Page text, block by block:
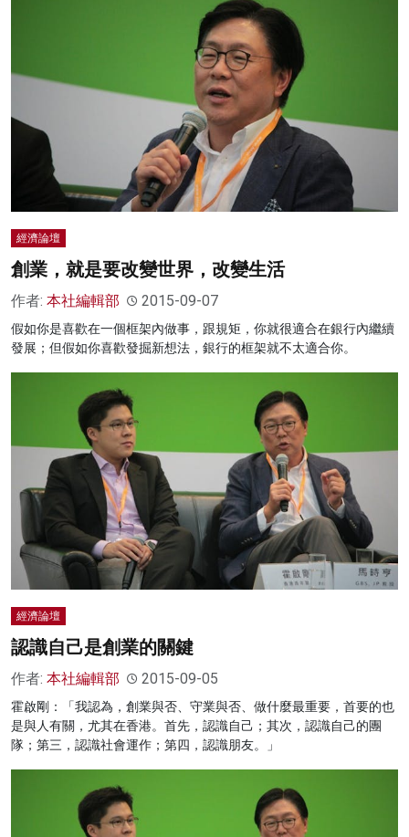
經濟論壇
創業，就是要改變世界，改變生活
作者: 本社編輯部 2015-09-07
假如你是喜歡在一個框架內做事，跟規矩，你就很適合在銀行內繼續
發展；但假如你喜歡發掘新想法，銀行的框架就不太適合你。
經濟論壇
認識自己是創業的關鍵
作者: 本社編輯部 2015-09-05
霍啟剛：「我認為，創業與否、守業與否、做什麼最重要，首要的也
是與人有關，尤其在香港。首先，認識自己；其次，認識自己的團
隊；第三，認識社會運作；第四，認識朋友。」